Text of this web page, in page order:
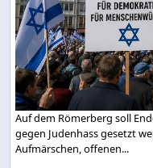
Auf dem Römerberg soll
gegen Judenhass gesetzt
Aufmärschen, offenen...